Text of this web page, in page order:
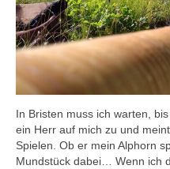
In Bristen muss ich warten,
ein Herr auf mich zu und
Spielen. Ob er mein Alphorn
Mundstück dabei… Wenn ich